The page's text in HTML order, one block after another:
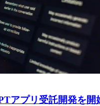
アプリ受託開発を